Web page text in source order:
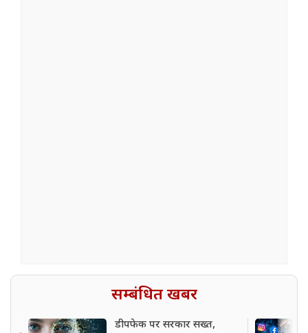
सम्बंधित खबर
डीपफेक पर सरकार सख्त,